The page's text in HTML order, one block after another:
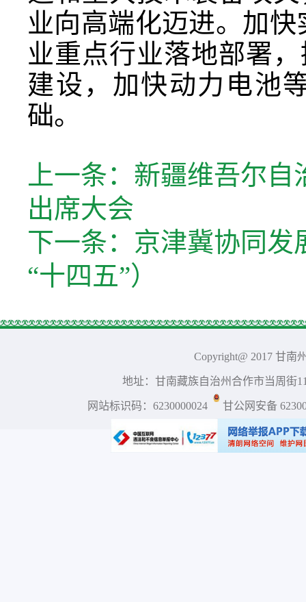
业向高端化迈进。加
业重点行业落地部署
建设，加快动力电池
础。
上一条： 新疆维吾尔自
出席大会
下一条： 京津冀协同发
“十四五”）
Copyright@ 2017 甘南
地址：甘南藏族自治州合作市当周街
网站标识码：6230000024 甘公网安备